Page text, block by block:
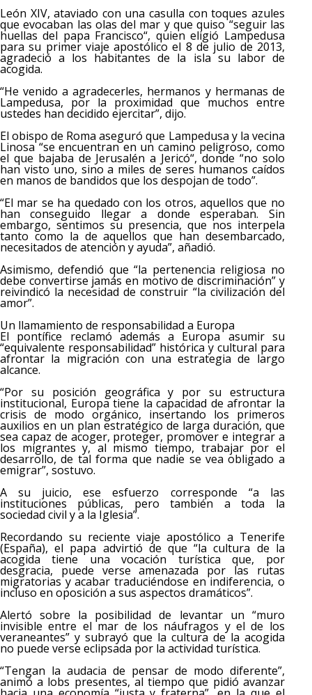
León XIV, ataviado con una casulla con toques azules
que evocaban las olas del mar y que quiso “seguir las
huellas del papa Francisco“, quien eligió Lampedusa
para su primer viaje apostólico el 8 de julio de 2013,
agradeció a los habitantes de la isla su labor de
acogida.
“He venido a agradecerles, hermanos y hermanas de
Lampedusa, por la proximidad que muchos entre
ustedes han decidido ejercitar”, dijo.
El obispo de Roma aseguró que Lampedusa y la vecina
Linosa “se encuentran en un camino peligroso, como
el que bajaba de Jerusalén a Jericó“, donde “no solo
han visto uno, sino a miles de seres humanos caídos
en manos de bandidos que los despojan de todo”.
“El mar se ha quedado con los otros, aquellos que no
han conseguido llegar a donde esperaban. Sin
embargo, sentimos su presencia, que nos interpela
tanto como la de aquellos que han desembarcado,
necesitados de atención y ayuda”, añadió.
Asimismo, defendió que “la pertenencia religiosa no
debe convertirse jamás en motivo de discriminación” y
reivindicó la necesidad de construir “la civilización del
amor”.
Un llamamiento de responsabilidad a Europa
El pontífice reclamó además a Europa asumir su
“equivalente responsabilidad” histórica y cultural para
afrontar la migración con una estrategia de largo
alcance.
“Por su posición geográfica y por su estructura
institucional, Europa tiene la capacidad de afrontar la
crisis de modo orgánico, insertando los primeros
auxilios en un plan estratégico de larga duración, que
sea capaz de acoger, proteger, promover e integrar a
los migrantes y, al mismo tiempo, trabajar por el
desarrollo, de tal forma que nadie se vea obligado a
emigrar”, sostuvo.
A su juicio, ese esfuerzo corresponde “a las
instituciones públicas, pero también a toda la
sociedad civil y a la Iglesia”.
Recordando su reciente viaje apostólico a Tenerife
(España), el papa advirtió de que “la cultura de la
acogida tiene una vocación turística que, por
desgracia, puede verse amenazada por las rutas
migratorias y acabar traduciéndose en indiferencia, o
incluso en oposición a sus aspectos dramáticos”.
Alertó sobre la posibilidad de levantar un “muro
invisible entre el mar de los náufragos y el de los
veraneantes” y subrayó que la cultura de la acogida
no puede verse eclipsada por la actividad turística.
“Tengan la audacia de pensar de modo diferente”,
animó a lobs presentes, al tiempo que pidió avanzar